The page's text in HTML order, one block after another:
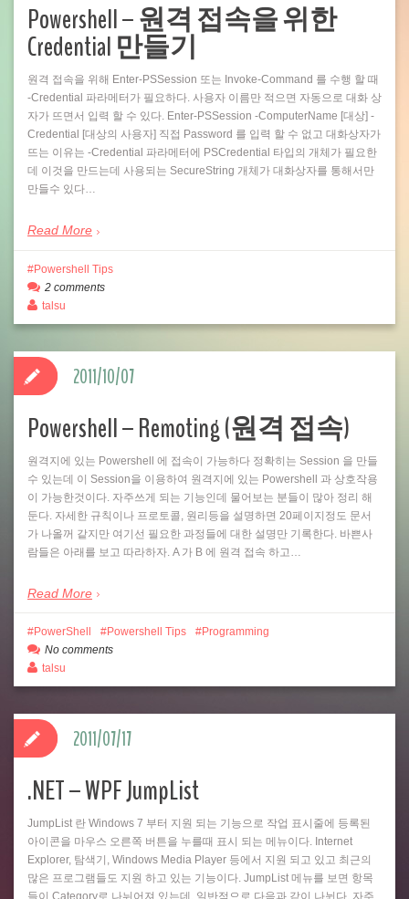
Powershell – 원격 접속을 위한
Credential 만들기
원격 접속을 위해 Enter-PSSession 또는 Invoke-Command 를 수행 할 때
-Credential 파라메터가 필요하다. 사용자 이름만 적으면 자동으로 대화 상
자가 뜨면서 입력 할 수 있다. Enter-PSSession -ComputerName [대상] -
Credential [대상의 사용자] 직접 Password 를 입력 할 수 없고 대화상자가
뜨는 이유는 -Credential 파라메터에 PSCredential 타입의 개체가 필요한
데 이것을 만드는데 사용되는 SecureString 개체가 대화상자를 통해서만
만들수 있다…
Read More
Powershell Tips
2 comments
talsu
Powershell – Remoting (원격 접속)
원격지에 있는 Powershell 에 접속이 가능하다 정확히는 Session 을 만들
수 있는데 이 Session을 이용하여 원격지에 있는 Powershell 과 상호작용
이 가능한것이다. 자주쓰게 되는 기능인데 물어보는 분들이 많아 정리 해
둔다. 자세한 규칙이나 프로토콜, 원리등을 설명하면 20페이지정도 문서
가 나올꺼 같지만 여기선 필요한 과정들에 대한 설명만 기록한다. 바쁜사
람들은 아래를 보고 따라하자. A 가 B 에 원격 접속 하고…
Read More
2011/10/07
PowerShell Powershell Tips
Programming
No comments
talsu
.NET – WPF JumpList
JumpList 란 Windows 7 부터 지원 되는 기능으로 작업 표시줄에 등록된
아이콘을 마우스 오른쪽 버튼을 누를때 표시 되는 메뉴이다. Internet
Explorer, 탐색기, Windows Media Player 등에서 지원 되고 있고 최근의
많은 프로그램들도 지원 하고 있는 기능이다. JumpList 메뉴를 보면 항목
들이 Category로 나뉘어져 있는데, 일반적으로 다음과 같이 나뉜다. 자주
2011/07/17